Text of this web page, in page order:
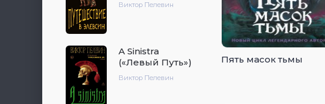
Виктор Пелевин
A Sinistra
(«Левый Путь»)
Виктор Пелевин
Пять масок тьмы